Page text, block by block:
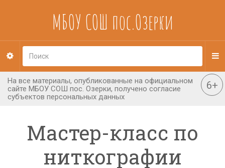
МБОУ СОШ пос.Озерки
Мастер-класс по
ниткографии